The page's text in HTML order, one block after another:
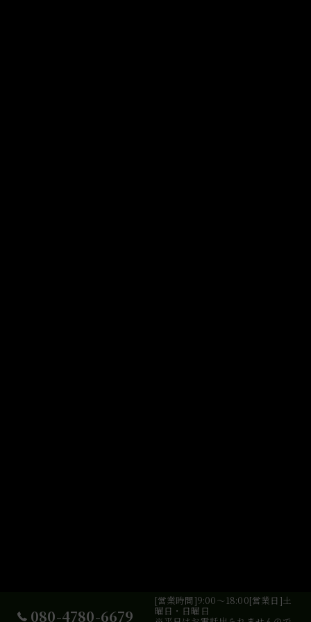
080-4780-6679
[営業時間]9:00～18:00[営業日]土
曜日・日曜日